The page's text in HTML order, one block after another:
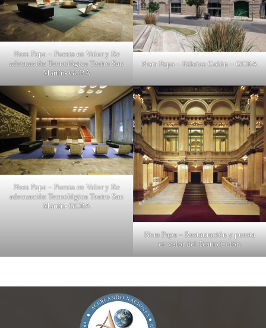
Nora Papa – Puesta en Valor y Re
adecuación Tecnológica Teatro San
Martín- GCBA
Nora Papa – Fábrica Colón – GCBA
Nora Papa – Puesta en Valor y Re
adecuación Tecnológica Teatro San
Martín- GCBA
Nora Papa – Restauración y puesta
en valor del Teatro Colón